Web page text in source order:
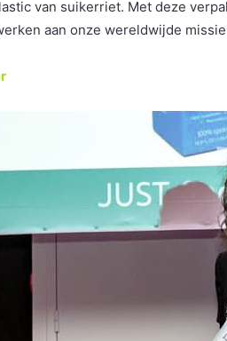
van suikerriet. Met deze
aan onze wereldwijde